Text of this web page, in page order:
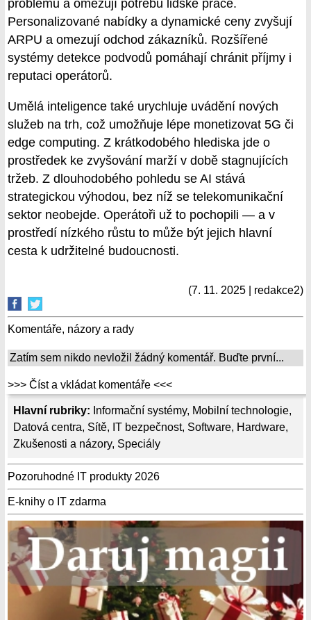
Hlavní rubriky: Informační systémy, Mobilní technologie,
Datová centra, Sítě, IT bezpečnost, Software, Hardware,
Zkušenosti a názory, Speciály
Pozoruhodné IT produkty 2026
E-knihy o IT zdarma
problémů a omezují potřebu lidské práce.
Personalizované nabídky a dynamické ceny zvyšují
ARPU a omezují odchod zákazníků. Rozšířené
systémy detekce podvodů pomáhají chránit příjmy i
reputaci operátorů.
Umělá inteligence také urychluje uvádění nových
služeb na trh, což umožňuje lépe monetizovat 5G či
edge computing. Z krátkodobého hlediska jde o
prostředek ke zvyšování marží v době stagnujících
tržeb. Z dlouhodobého pohledu se AI stává
strategickou výhodou, bez níž se telekomunikační
sektor neobejde. Operátoři už to pochopili — a v
prostředí nízkého růstu to může být jejich hlavní
cesta k udržitelné budoucnosti.
(7. 11. 2025 | redakce2)
Komentáře, názory a rady
Zatím sem nikdo nevložil žádný komentář. Buďte první...
>>> Číst a vkládat komentáře <<<